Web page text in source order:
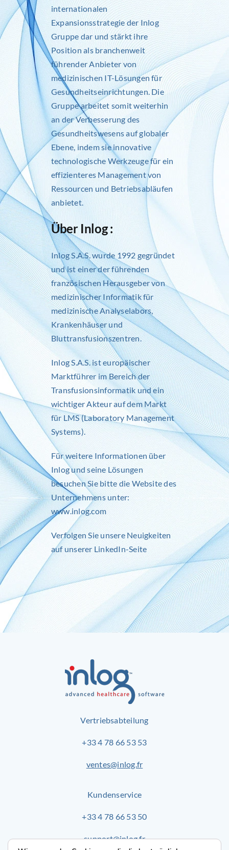
internationalen
Expansionsstrategie der Inlog
Gruppe dar und stärkt ihre
Position als branchenweit
führender Anbieter von
medizinischen IT-Lösungen für
Gesundheitseinrichtungen. Die
Gruppe arbeitet somit weiterhin
an der Verbesserung des
Gesundheitswesens auf globaler
Ebene, indem sie innovative
technologische Werkzeuge für ein
effizienteres Management von
Ressourcen und Betriebsabläufen
anbietet.
Über Inlog :
Inlog S.A.S. wurde 1992 gegründet
und ist einer der führenden
französischen Herausgeber von
medizinischer Informatik für
medizinische Analyselabors,
Krankenhäuser und
Bluttransfusionszentren.
Inlog S.A.S. ist europäischer
Marktführer im Bereich der
Transfusionsinformatik und ein
wichtiger Akteur auf dem Markt
für LMS (Laboratory Management
Systems).
Für weitere Informationen über
Inlog und seine Lösungen
besuchen Sie bitte die Website des
Unternehmens unter:
www.inlog.com
Verfolgen Sie unsere Neuigkeiten
auf unserer LinkedIn-Seite
Vertriebsabteilung
+33 4 78 66 53 53
ventes@inlog.fr
Kundenservice
+33 4 78 66 53 50
support@inlog.fr